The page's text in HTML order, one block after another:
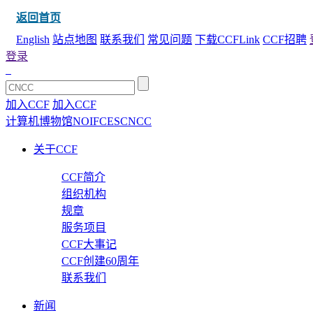
返回首页
English 站点地图 联系我们 常见问题 下载CCFLink CCF招聘
登录
加入CCF 加入CCF
计算机博物馆NOIFCESCNCC
关于CCF
CCF简介
组织机构
规章
服务项目
CCF大事记
CCF创建60周年
联系我们
新闻